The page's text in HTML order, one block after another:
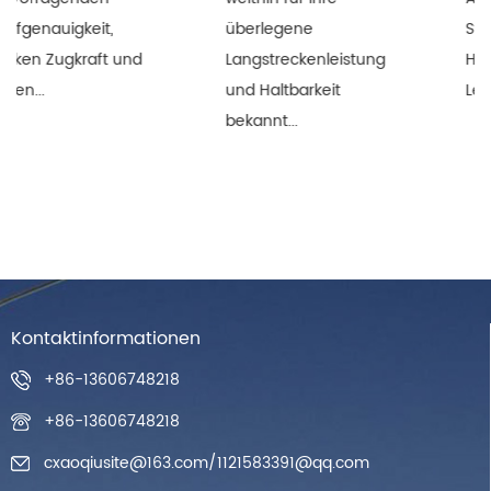
überlegene
Langstreckenleistung
Haltbarkeit ihrer
Leistung wirken sich ...
Kontaktinformationen
+86-13606748218
+86-13606748218
cxaoqiusite@163.com/1121583391@qq.com